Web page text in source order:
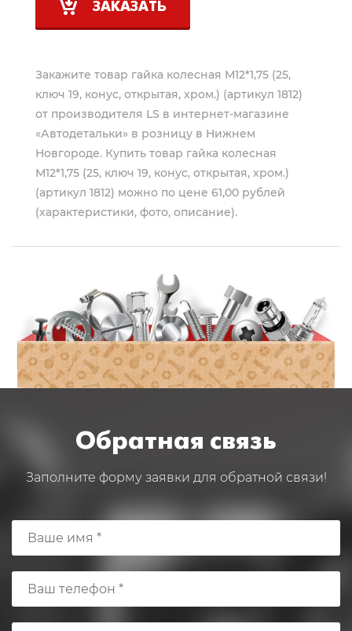
ЗАКАЗАТЬ
Закажите товар гайка колесная М12*1,75 (25,
ключ 19, конус, открытая, хром.) (артикул 1812)
от производителя LS в интернет-магазине
«Автодетальки» в розницу в Нижнем
Новгороде. Купить товар гайка колесная
М12*1,75 (25, ключ 19, конус, открытая, хром.)
(артикул 1812) можно по цене 61,00 рублей
(характеристики, фото, описание).
Обратная связь
Заполните форму заявки для обратной связи!